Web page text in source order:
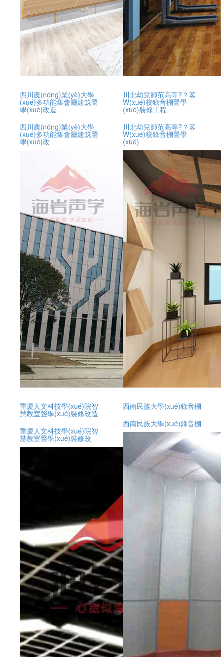
四川農(nóng)業(yè)大學
(xué)多功能集會廳建筑聲
學(xué)改造
四川農(nóng)業(yè)大學
(xué)多功能集會廳建筑聲
學(xué)改
川北幼兒師范高等?？茖
W(xué)校錄音棚聲學
(xué)裝修工程
川北幼兒師范高等?？茖
W(xué)校錄音棚聲學
(xué)
重慶人文科技學(xué)院智
慧教室聲學(xué)裝修改造
重慶人文科技學(xué)院智
慧教室聲學(xué)裝修改
西南民族大學(xué)錄音棚
西南民族大學(xué)錄音棚